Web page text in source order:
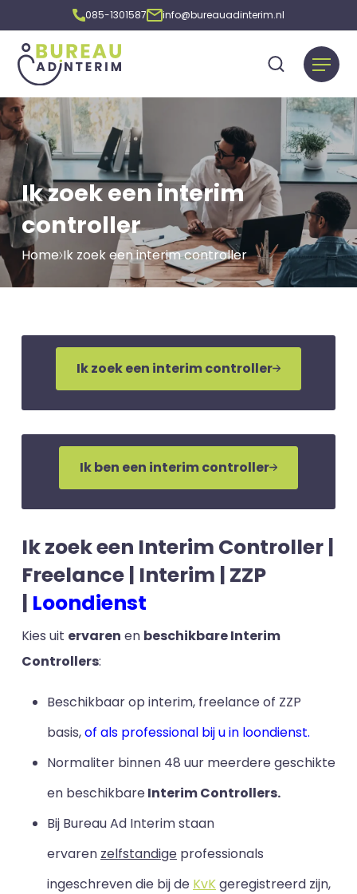
085-1301587 info@bureauadinterim.nl
Ik zoek een interim
controller
Home Ik zoek een interim controller
Ik zoek een interim controller
Ik ben een interim controller
Ik zoek een Interim Controller |
Freelance | Interim | ZZP
| Loondienst
Kies uit ervaren en beschikbare Interim
Controllers:
Beschikbaar op interim, freelance of ZZP
basis,of als professional bij u in loondienst.
Normaliter binnen 48 uur meerdere geschikte
en beschikbareInterim Controllers.
Bij Bureau Ad Interim staan
ervaren zelfstandige professionals
ingeschreven die bij de KvKgeregistreerd zijn,